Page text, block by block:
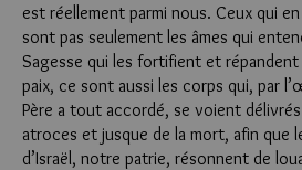
est réellement parmi nous. Ceux qui
sont pas seulement les âmes qui
Sagesse qui les fortifient et
paix, ce sont aussi les corps qui, par
Père a tout accordé, se voient délivrés
atroces et jusque de la mort, afin que
d’Israël, notre patrie, résonnent de